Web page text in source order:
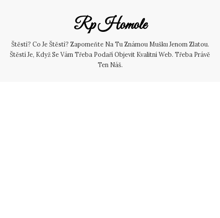
Rp Homole
Štěstí? Co Je Štěstí? Zapomeňte Na Tu Známou Mušku Jenom Zlatou.
Štěstí Je, Když Se Vám Třeba Podaří Objevit Kvalitní Web. Třeba Právě
Ten Náš.